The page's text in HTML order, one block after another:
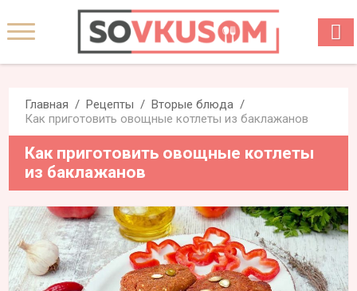
Главная Рецепты
Вторые блюда
Как приготовить овощные котлеты из баклажанов
Как приготовить овощные котлеты
из баклажанов